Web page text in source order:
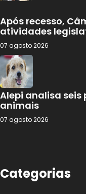
Após recesso,
atividades
07 agosto 2026
Alepi analisa seis
animais
07 agosto 2026
Categorias